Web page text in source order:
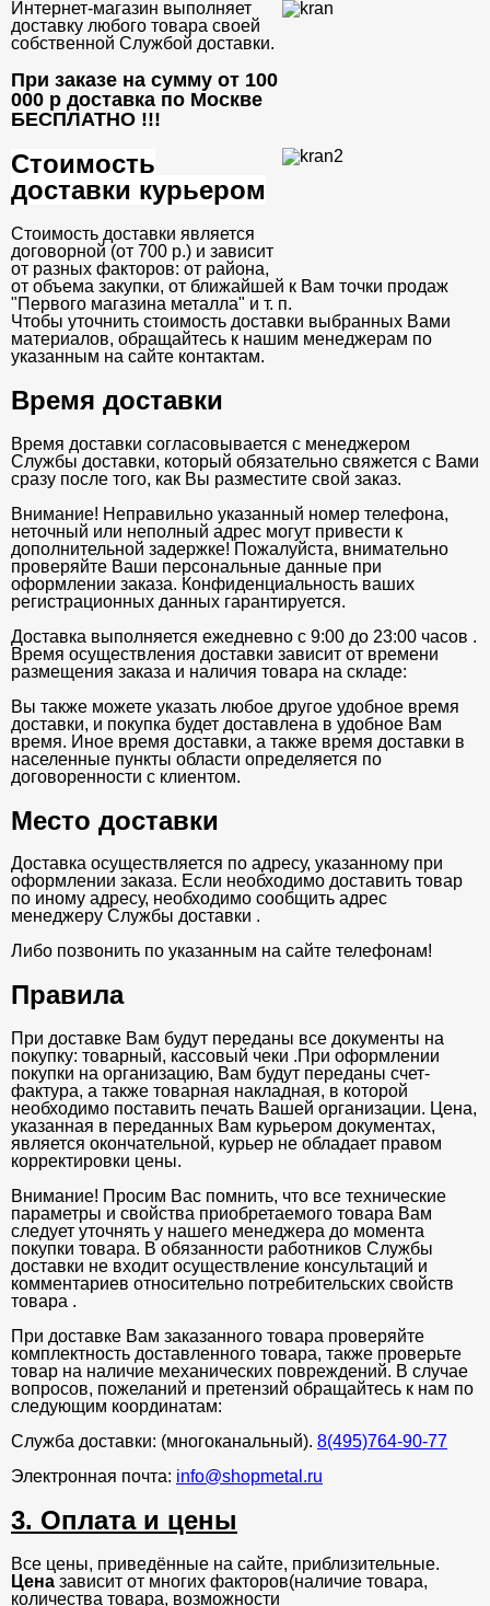
Интернет-магазин выполняет
доставку любого товара своей
собственной Службой доставки.
При заказе на сумму от 100
000 р доставка по Москве
БЕСПЛАТНО !!!
Стоимость
доставки курьером
Стоимость доставки является
договорной (от 700 р.) и зависит
от разных факторов: от района,
от объема закупки, от ближайшей к Вам точки продаж
"Первого магазина металла" и т. п.
Чтобы уточнить стоимость доставки выбранных Вами
материалов, обращайтесь к нашим менеджерам по
указанным на сайте контактам.
Время доставки
Время доставки согласовывается с менеджером
Службы доставки, который обязательно свяжется с Вами
сразу после того, как Вы разместите свой заказ.
Внимание! Неправильно указанный номер телефона,
неточный или неполный адрес могут привести к
дополнительной задержке! Пожалуйста, внимательно
проверяйте Ваши персональные данные при
оформлении заказа. Конфиденциальность ваших
регистрационных данных гарантируется.
Доставка выполняется ежедневно с 9:00 до 23:00 часов .
Время осуществления доставки зависит от времени
размещения заказа и наличия товара на складе:
Вы также можете указать любое другое удобное время
доставки, и покупка будет доставлена в удобное Вам
время. Иное время доставки, а также время доставки в
населенные пункты области определяется по
договоренности с клиентом.
Место доставки
Доставка осуществляется по адресу, указанному при
оформлении заказа. Если необходимо доставить товар
по иному адресу, необходимо сообщить адрес
менеджеру Службы доставки .
Либо позвонить по указанным на сайте телефонам!
Правила
При доставке Вам будут переданы все документы на
покупку: товарный, кассовый чеки .При оформлении
покупки на организацию, Вам будут переданы счет-
фактура, а также товарная накладная, в которой
необходимо поставить печать Вашей организации. Цена,
указанная в переданных Вам курьером документах,
является окончательной, курьер не обладает правом
корректировки цены.
Внимание! Просим Вас помнить, что все технические
параметры и свойства приобретаемого товара Вам
следует уточнять у нашего менеджера до момента
покупки товара. В обязанности работников Службы
доставки не входит осуществление консультаций и
комментариев относительно потребительских свойств
товара .
При доставке Вам заказанного товара проверяйте
комплектность доставленного товара, также проверьте
товар на наличие механических повреждений. В случае
вопросов, пожеланий и претензий обращайтесь к нам по
следующим координатам:
Служба доставки: (многоканальный). 8(495)764-90-77
Электронная почта: info@shopmetal.ru
3. Оплата и цены
Все цены, приведённые на сайте, приблизительные.
Цена зависит от многих факторов(наличие товара,
количества товара, возможности